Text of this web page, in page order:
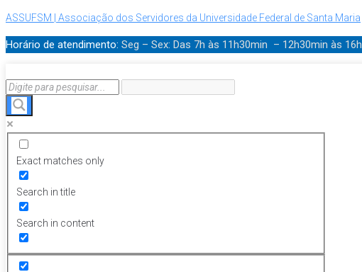
ASSUFSM | Associação dos Servidores da Universidade Federal de Santa Maria
Horário de atendimento: Seg – Sex: Das 7h às 11h30min – 12h30min às 16h
Exact matches only
Search in title
Search in content